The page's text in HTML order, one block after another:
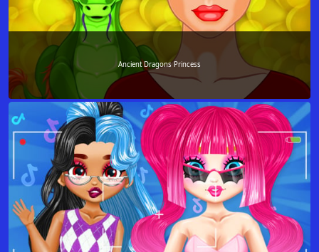
Ancient Dragons Princess